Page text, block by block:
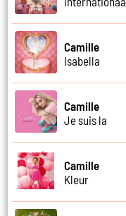
Camille
Isabella
Camille
Je suis la
Camille
Kleur